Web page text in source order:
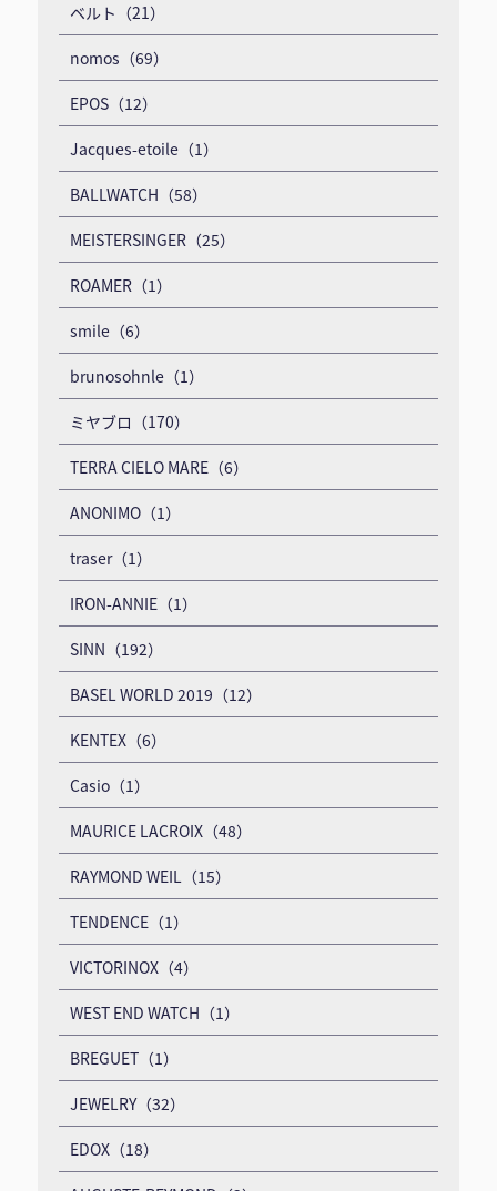
ベルト（21）
nomos（69）
EPOS（12）
Jacques-etoile（1）
BALLWATCH（58）
MEISTERSINGER（25）
ROAMER（1）
smile（6）
brunosohnle（1）
ミヤブロ（170）
TERRA CIELO MARE（6）
ANONIMO（1）
traser（1）
IRON-ANNIE（1）
SINN（192）
BASEL WORLD 2019（12）
KENTEX（6）
Casio（1）
MAURICE LACROIX（48）
RAYMOND WEIL（15）
TENDENCE（1）
VICTORINOX（4）
WEST END WATCH（1）
BREGUET（1）
JEWELRY（32）
EDOX（18）